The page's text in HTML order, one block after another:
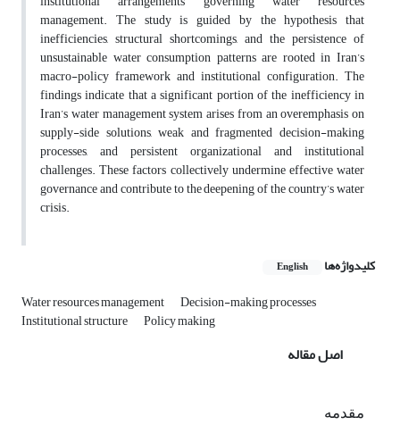
management. The study is guided by the hypothesis that
inefficiencies, structural shortcomings, and the persistence of
unsustainable water consumption patterns are rooted in Iran’s
macro-policy framework and institutional configuration. The
findings indicate that a significant portion of the inefficiency in
Iran’s water management system arises from an overemphasis on
supply-side solutions, weak and fragmented decision-making
processes, and persistent organizational and institutional
challenges. These factors collectively undermine effective water
governance and contribute to the deepening of the country’s water
crisis.
کلیدواژه‌ها English
Water resources management Decision-making processes
Institutional structure Policy making
اصل مقاله
مقدمه